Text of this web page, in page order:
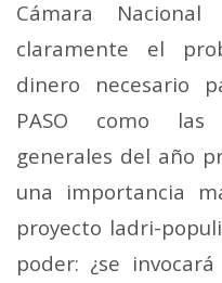
Cámara
claramente el
dinero necesario
PASO como las
generales del año
una importancia
proyecto ladri-
poder: ¿se